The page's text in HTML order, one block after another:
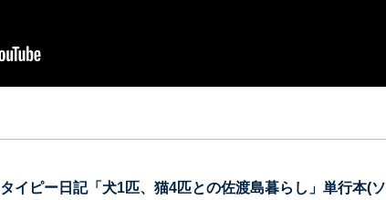
タイピー日記「犬1匹、猫4匹との佐渡島暮らし」単行本(ソ